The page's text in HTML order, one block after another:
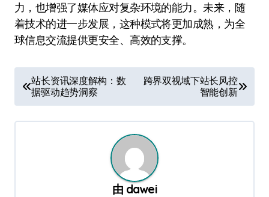
力，也增强了媒体应对复杂环境的能力。未来，随
着技术的进一步发展，这种模式将更加成熟，为全
球信息交流提供更安全、高效的支撑。
章
导
站长资讯深度解构：数
据驱动趋势洞察
跨界双视域下站长风控
智能创新
由 dawei